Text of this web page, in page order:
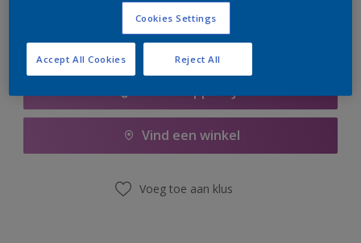
Vind een winkel
Voeg toe aan klus
Cookies Settings
Reject All
Accept All Cookies